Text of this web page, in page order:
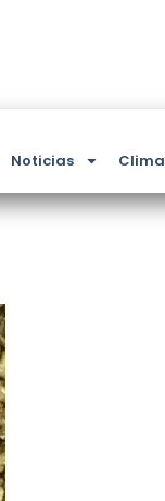
Noticias Clima